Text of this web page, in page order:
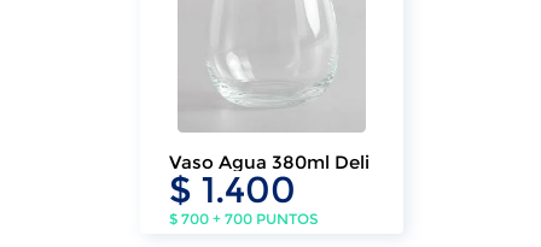
Vaso Agua 380ml Deli
$ 1.400
$ 700 + 700 PUNTOS